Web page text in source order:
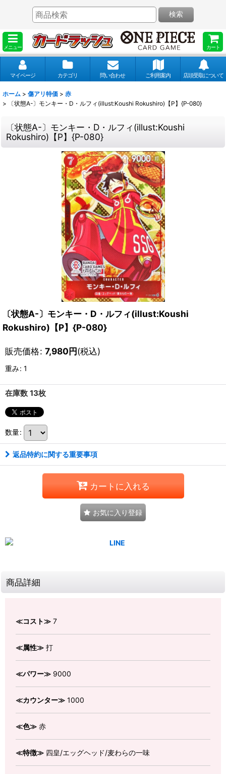
メニュー カート
検索
マイページ カテゴリ 問い合わせ ご利用案内 店頭受取について
ホーム > 傷アリ特価 > 赤
>
〔状態A-〕モンキー・D・ルフィ(illust:Koushi Rokushiro)【P】{P-080}
〔状態A-〕モンキー・D・ルフィ(illust:Koushi
Rokushiro)【P】{P-080}
〔状態A-〕モンキー・D・ルフィ(illust:Koushi
Rokushiro)【P】{P-080}
販売価格: 7,980円(税込)
重み: 1
在庫数 13枚
数量:
返品特約に関する重要事項
カートに入れる
お気に入り登録
商品詳細
≪コスト≫ 7
≪属性≫ 打
≪パワー≫ 9000
≪カウンター≫ 1000
≪色≫ 赤
≪特徴≫ 四皇/エッグヘッド/麦わらの一味